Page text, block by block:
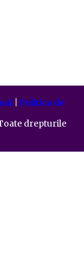
| Politica de
drepturile